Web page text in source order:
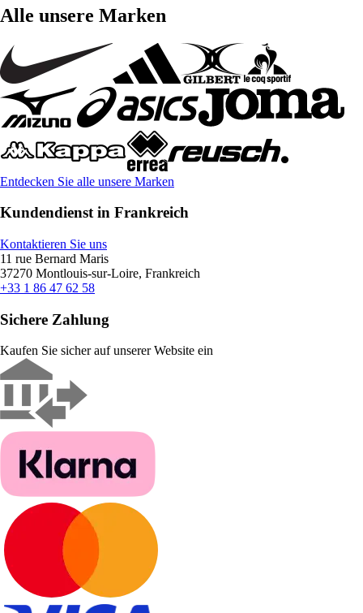
Alle unsere Marken
Entdecken Sie alle unsere Marken
Kundendienst in Frankreich
Kontaktieren Sie uns
11 rue Bernard Maris
37270 Montlouis-sur-Loire, Frankreich
+33 1 86 47 62 58
Sichere Zahlung
Kaufen Sie sicher auf unserer Website ein